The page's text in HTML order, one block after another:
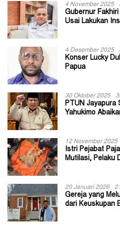
4 November 2025
Gubernur
Usai Lakukan
4 Desember 2025
Konser Lucky
Papua
30 Oktober 2025
PTUN Jayapura
Yahukimo
12 November 2025
Istri Pejabat
Mutilasi, Pelaku
20 Januari 2026
Gereja yang
dari Keuskupan